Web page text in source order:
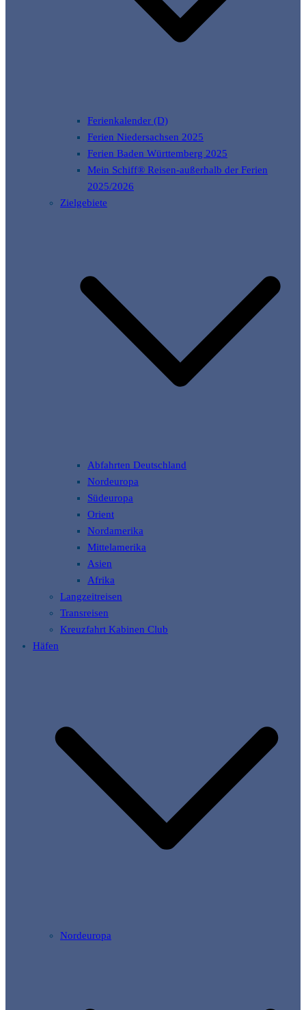
Ferienkalender (D)
Ferien Niedersachsen 2025
Ferien Baden Württemberg 2025
Mein Schiff® Reisen-außerhalb der Ferien
2025/2026
Zielgebiete
Abfahrten Deutschland
Nordeuropa
Südeuropa
Orient
Nordamerika
Mittelamerika
Asien
Afrika
Langzeitreisen
Transreisen
Kreuzfahrt Kabinen Club
Häfen
Nordeuropa